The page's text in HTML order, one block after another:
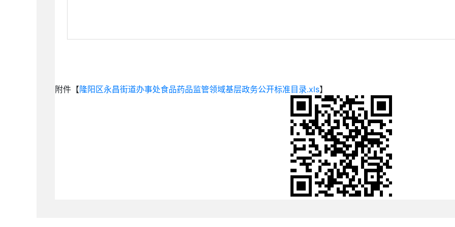
附件【隆阳区永昌街道办事处食品药品监管领域基层政务公开标准目录.xls】